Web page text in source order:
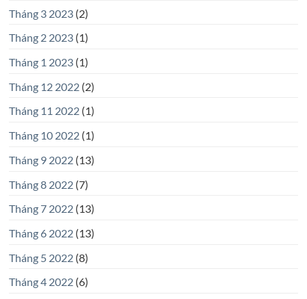
Tháng 3 2023(2)
Tháng 2 2023(1)
Tháng 1 2023(1)
Tháng 12 2022(2)
Tháng 11 2022(1)
Tháng 10 2022(1)
Tháng 9 2022(13)
Tháng 8 2022(7)
Tháng 7 2022(13)
Tháng 6 2022(13)
Tháng 5 2022(8)
Tháng 4 2022(6)